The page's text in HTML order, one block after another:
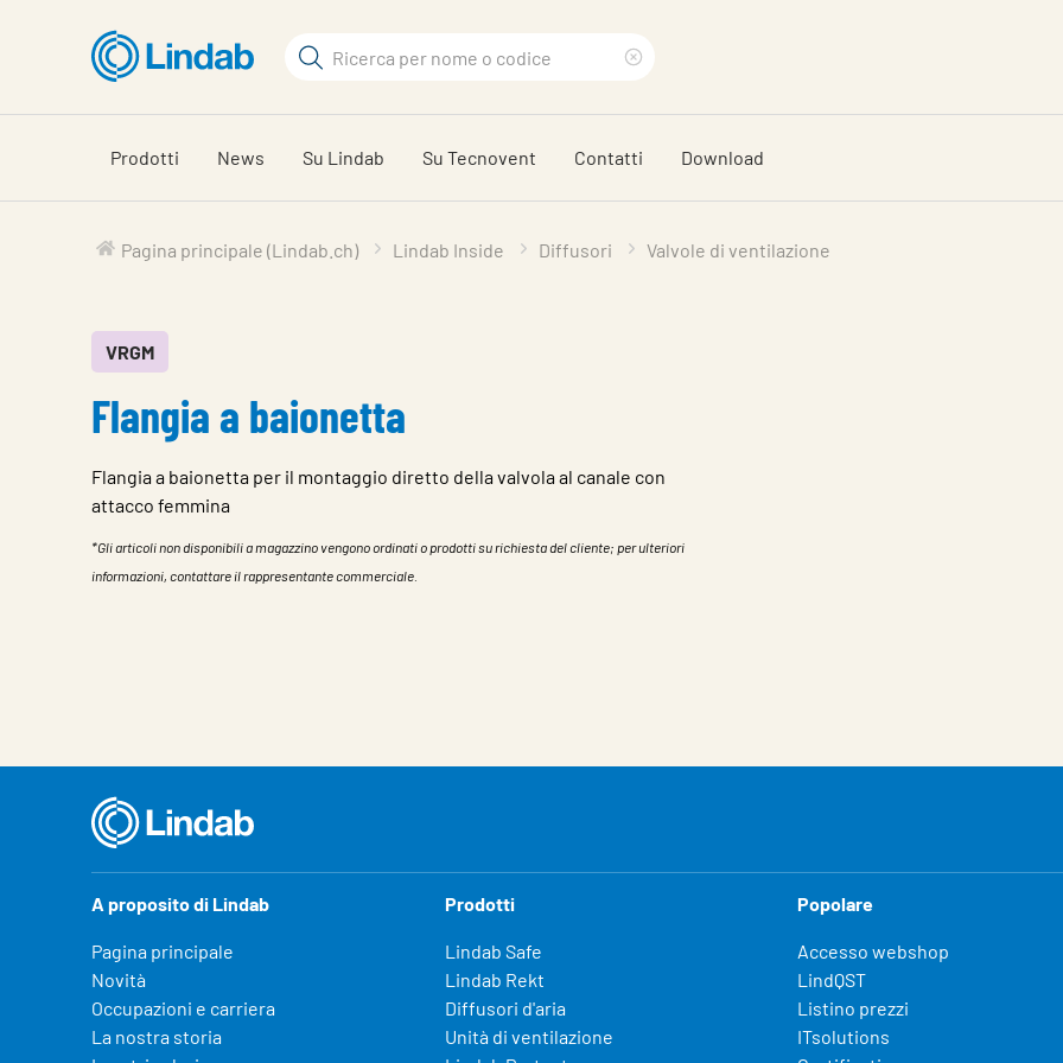
visionare
carrello
Cerca
di
ricerca
Prodotti News Su Lindab Su Tecnovent Contatti Download
Pagina principale (Lindab.ch) Lindab Inside Diffusori Valvole di ventilazione
VRGM
Flangia a baionetta
Flangia a baionetta per il montaggio diretto della valvola al canale con
attacco femmina
*Gli articoli non disponibili a magazzino vengono ordinati o prodotti su richiesta del cliente; per ulteriori
informazioni, contattare il rappresentante commerciale.
A proposito di Lindab
Pagina principale
Novità
Occupazioni e carriera
La nostra storia
Prodotti
Lindab Safe
Lindab Rekt
Diffusori d'aria
Unità di ventilazione
Popolare
Accesso webshop
LindQST
Listino prezzi
ITsolutions